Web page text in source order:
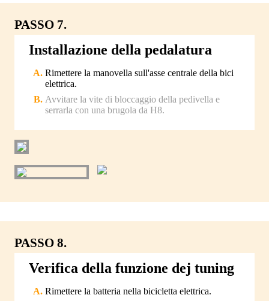
PASSO 7.
Installazione della pedalatura
Rimettere la manovella sull'asse centrale della bici
elettrica.
Avvitare la vite di bloccaggio della pedivella e
serrarla con una brugola da H8.
PASSO 8.
Verifica della funzione dej tuning
Rimettere la batteria nella bicicletta elettrica.